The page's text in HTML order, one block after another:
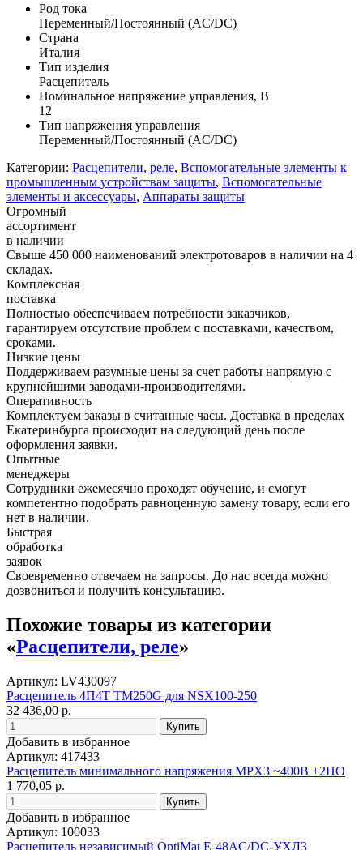
Род тока
Переменный/Постоянный (AC/DC)
Страна
Италия
Тип изделия
Расцепитель
Номинальное напряжение управления, В
12
Тип напряжения управления
Переменный/Постоянный (AC/DC)
Категории: Расцепители, реле, Вспомогательные элементы к
промышленным устройствам защиты, Вспомогательные
элементы и аксессуары, Аппараты защиты
Огромный
ассортимент
в наличии
Свыше 450 000 наименований электротоваров в наличии на 4
складах.
Комплексная
поставка
Полностью обеспечиваем потребности заказчиков,
гарантируем отсутствие проблем с поставками, качеством,
сроками.
Низкие цены
Поддерживаем разумные цены за счет работы напрямую с
крупнейшими заводами-производителями.
Оперативность
Комплектуем заказы в считанные часы. Доставка в пределах
Екатеринбурга происходит на следующий день после
оформления заявки.
Опытные
менеджеры
Сотрудники ежемесячно проходят обучение, и смогут
компетентно подобрать равноценную замену товару, если его
нет в наличии.
Быстрая
обработка
заявок
Своевременно отвечаем на запросы. До нас всегда можно
дозвониться и получить консультацию.
Похожие товары из категории
«Расцепители, реле»
Артикул: LV430097
Расцепитель 4П4T TM250G для NSX100-250
32 436,00 р.
Добавить в избранное
Артикул: 417433
Расцепитель минимального напряжения MPX3 ~400В +2НО
1 770,05 р.
Добавить в избранное
Артикул: 100033
Расцепитель независимый OptiMat E-48AC/DC-УХЛ3